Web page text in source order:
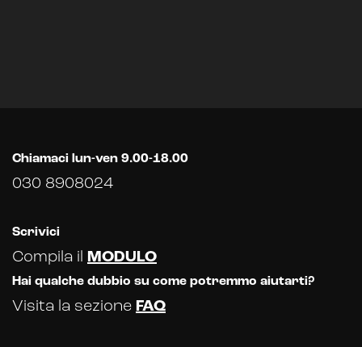
Chiamaci lun-ven 9.00-18.00
030 8908024
Scrivici
Compila il MODULO
Hai qualche dubbio su come potremmo aiutarti?
Visita la sezione FAQ